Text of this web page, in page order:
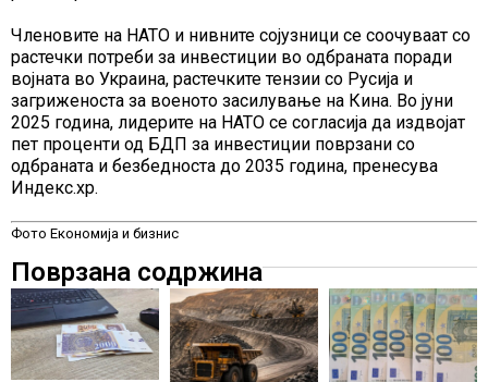
Членовите на НАТО и нивните сојузници се соочуваат со
растечки потреби за инвестиции во одбраната поради
војната во Украина, растечките тензии со Русија и
загриженоста за военото засилување на Кина. Во јуни
2025 година, лидерите на НАТО се согласија да издвојат
пет проценти од БДП за инвестиции поврзани со
одбраната и безбедноста до 2035 година, пренесува
Индекс.хр.
Фото Економија и бизнис
Поврзана содржина